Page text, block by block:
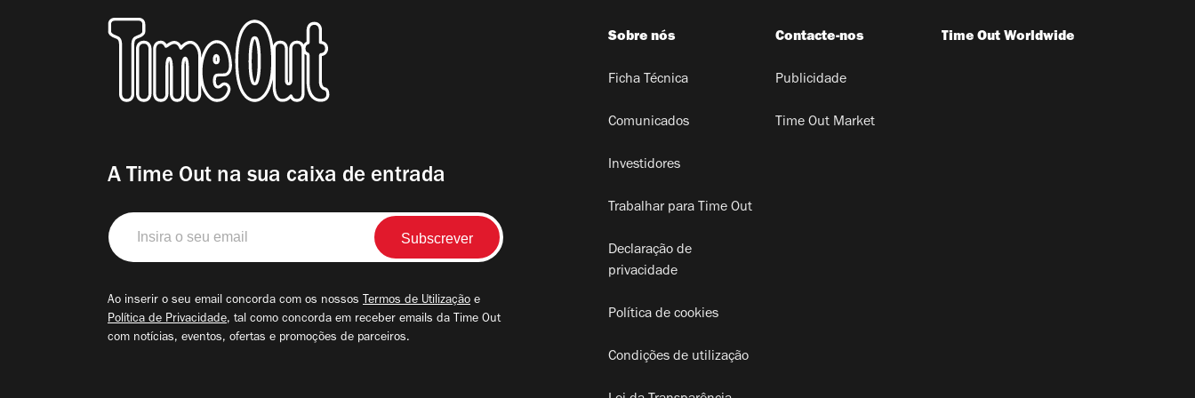
A Time Out na sua caixa de entrada
Insira
o
seu
Ao inserir o seu email concorda com os nossos Termos de Utilização e
Política de Privacidade, tal como concorda em receber emails da Time Out
com notícias, eventos, ofertas e promoções de parceiros.
Sobre nós
Ficha Técnica
Comunicados
Investidores
Trabalhar para Time Out
Declaração de
privacidade
Política de cookies
Condições de utilização
Contacte-nos
Publicidade
Time Out Market
Time Out Worldwide